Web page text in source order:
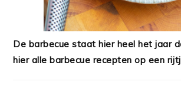
De barbecue staat hier heel het jaar
hier alle barbecue recepten op een